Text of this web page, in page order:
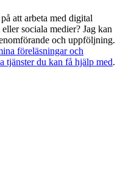
att arbeta med digital
sociala medier? Jag kan
och uppföljning.
föreläsningar och
tjänster du kan få hjälp med.